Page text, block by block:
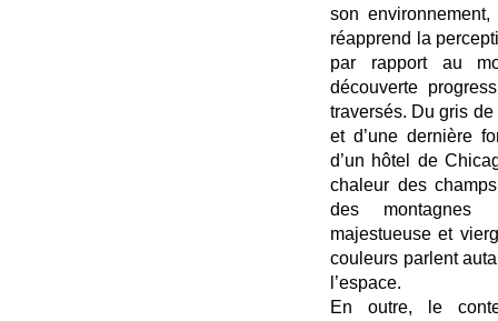
son
réapprend la
par rapport au
découverte
traversés. Du gris
et d’une dernière
d’un hôtel de
chaleur des
des montagnes
majestueuse et
couleurs parlent
l’espace.
En outre, le